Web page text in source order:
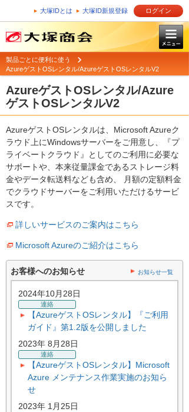
大塚IDとは 大塚ID新規登録 ログイン
製品ごとに便利に使う
AzureゲストOSレンタル/AzureゲストOSレンタルV2
AzureゲストOSレンタル/Azure
ゲストOSレンタルV2
AzureゲストOSレンタルは、Microsoft Azureク
ラウド上にWindowsサーバーをご用意し、『プ
ライベートクラウド』としてのご利用に必要な
サポートや、本来従量課金であるストレージ料
金やデータ転送料なども含め、 月額の定額料金
でクラウドサーバーをご利用いただけるサービ
スです。
詳しいサービスのご案内はこちら
Microsoft Azureのご紹介はこちら
お客様へのお知らせ お知らせ一覧
2024年10月28日
連絡
【AzureゲストOSレンタル】『ご利用
ガイド』第1.2版を公開しました
2023年 8月28日
連絡
【AzureゲストOSレンタル】Microsoft
Azure メンテナンス作業実施のお知ら
せ
2023年 1月25日